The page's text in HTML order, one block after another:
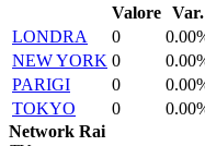
Valore Var.
LONDRA
0
NEW YORK 0
PARIGI
0
TOKYO
0
Network Rai